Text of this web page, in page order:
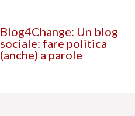
Blog4Change: Un blog
sociale: fare politica
(anche) a parole